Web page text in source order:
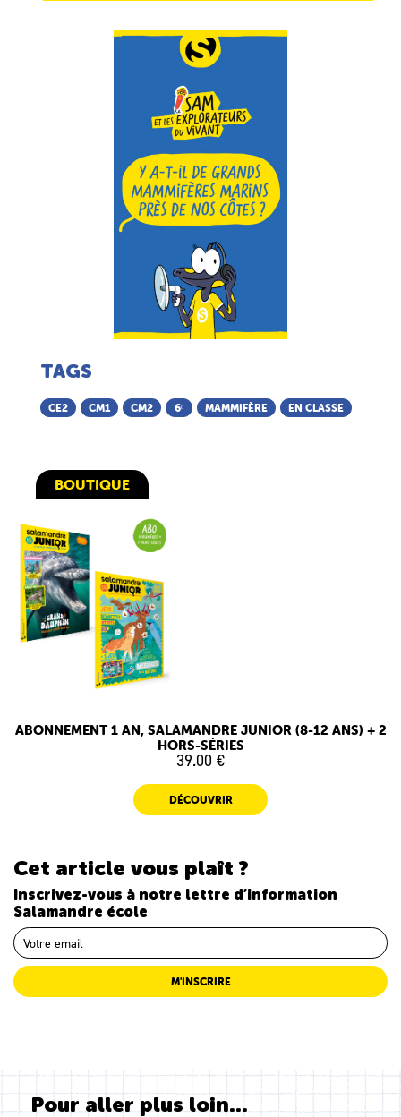
TAGS
CE2 CM1 CM2 6ᵉ MAMMIFÈRE EN CLASSE
BOUTIQUE
ABONNEMENT 1 AN, SALAMANDRE JUNIOR (8-12 ANS) + 2
HORS-SÉRIES
39.00 €
DÉCOUVRIR
Cet article vous plaît ?
Inscrivez-vous à notre lettre d’information
Salamandre école
M'INSCRIRE
Pour aller plus loin...